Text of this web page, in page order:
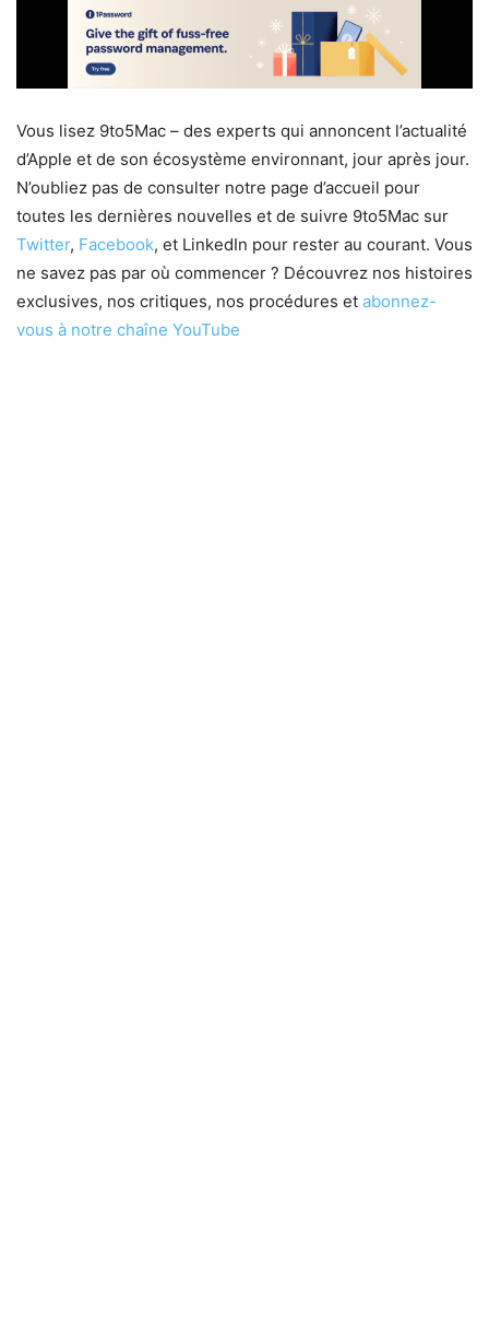
Vous lisez 9to5Mac – des experts qui annoncent l’actualité
d’Apple et de son écosystème environnant, jour après jour.
N’oubliez pas de consulter notre page d’accueil pour
toutes les dernières nouvelles et de suivre 9to5Mac sur
Twitter, Facebook, et LinkedIn pour rester au courant. Vous
ne savez pas par où commencer ? Découvrez nos histoires
exclusives, nos critiques, nos procédures et abonnez-
vous à notre chaîne YouTube